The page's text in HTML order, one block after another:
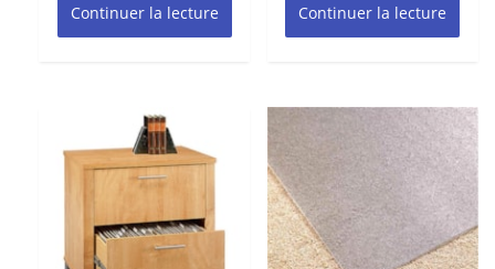
Continuer la lecture Continuer la lecture